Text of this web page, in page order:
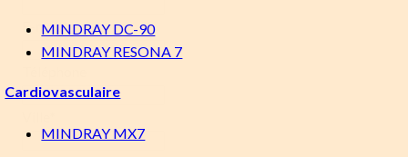
MINDRAY DC-90
MINDRAY RESONA 7
Cardiovasculaire
MINDRAY MX7
E-mail*